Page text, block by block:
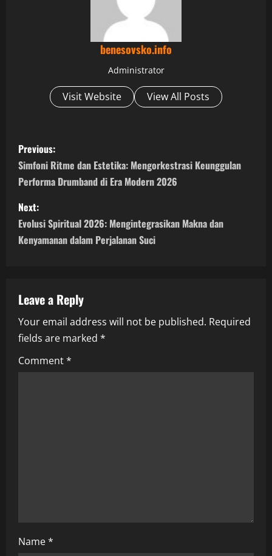
benesovsko.info
Administrator
Visit Website View All Posts
P
o
s
t
n
v
i
g
a
Previous:
Simfoni Ritme dan Estetika: Mengorkestrasi Keunggulan
Performa Drumband di Era Modern 2026
Next:
Evolusi Spiritual 2026: Mengintegrasikan Makna dan
Kenyamanan dalam Perjalanan Suci
Leave a Reply
Your email address will not be published. Required
fields are marked *
Comment*
Name*